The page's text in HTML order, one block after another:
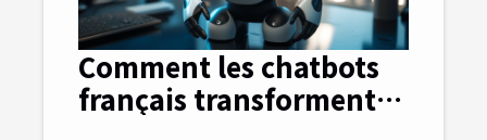
Comment les chatbots
français transforment